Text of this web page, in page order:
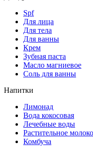
Spf
Для лица
Для тела
Для ванны
Крем
Зубная паста
Масло магниевое
Соль для ванны
Напитки
Лимонад
Вода кокосовая
Лечебные воды
Растительное молоко
Комбуча